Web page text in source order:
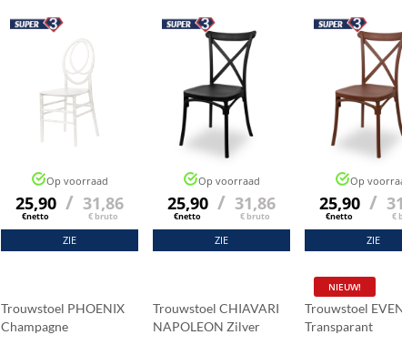
Op voorraad
25,90
€netto
/ 31,86
€ bruto
ZIE
Op voorraad
25,90
€netto
/ 31,86
€ bruto
ZIE
Op
25,90
€netto
/
€
ZIE
Trouwstoel PHOENIX
Champagne
Trouwstoel CHIAVARI
NAPOLEON Zilver
Trouwstoel
Transparant
NIEUW!